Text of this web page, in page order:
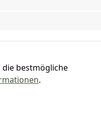
Preise inkl. gesetzl. Mehrwertsteuer
die bestmögliche
.